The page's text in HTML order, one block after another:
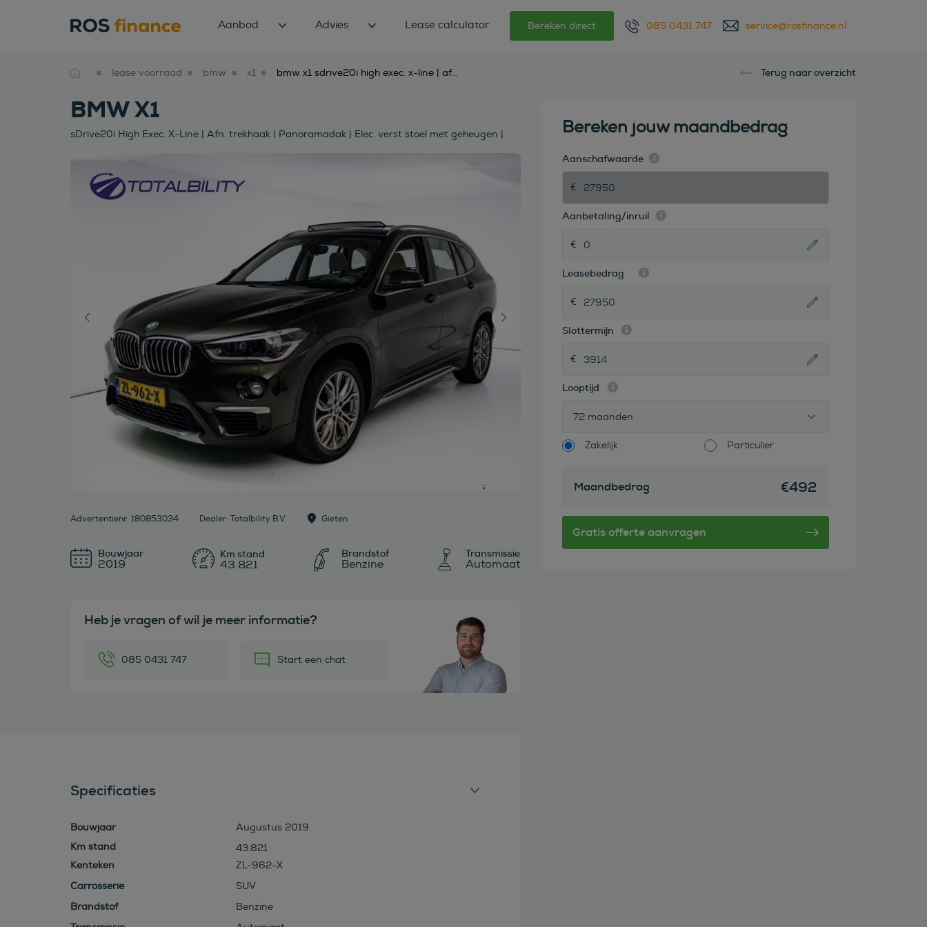
Aanbod Advies Lease calculator Bereken direct 085 0431 747 service@rosfinance.nl
lease voorraad bmw x1 bmw x1 sdrive20i high exec. x-line | afn. trekhaak | panoramadak | elec. verst stoel met geheugen | Terug naar overzicht
BMW X1
sDrive20i High Exec. X-Line | Afn. trekhaak | Panoramadak | Elec. verst stoel met geheugen |
Advertentienr: 180853034 Dealer: Totalbility B.V. Gieten
Bouwjaar
2019 43.821
Brandstof
Benzine
Transmissie
Automaat
Heb je vragen of wil je meer informatie?
085 0431 747 Start een chat
Specificaties
Bouwjaar
Augustus 2019
43.821
Kenteken
ZL-962-X
Carrosserie
SUV
Brandstof
Benzine
Bereken jouw maandbedrag
Aanschafwaarde
Aanbetaling/inruil
Leasebedrag
Slottermijn
Looptijd
72 maanden
Zakelijk Particulier
Maandbedrag €492